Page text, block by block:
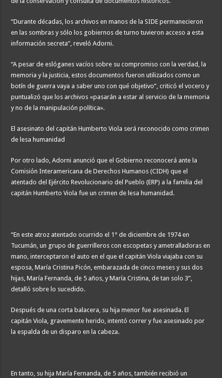
“Durante décadas, los archivos en manos de la SIDE permanecieron
en las sombras y sólo los gobiernos de turno tuvieron acceso a esta
información secreta”, reveló Adorni.
“A pesar de eslóganes vacíos sobre su compromiso con la verdad, la
memoria y la justicia, estos documentos fueron utilizados como un
botín de guerra vaya a saber uno con qué objetivo”, criticó el vocero y
puntualizó que los archivos «pasarán a estar al servicio de la memoria
y no de la manipulación política».
El asesinato del capitán Humberto Viola será reconocido como crimen
de lesa humanidad
Por otro lado, Adorni anunció que el Gobierno reconocerá ante la
Comisión Interamericana de Derechos Humanos (CIDH) que el
atentado del Ejército Revolucionario del Pueblo (ERP) a la familia del
capitán Humberto Viola fue un crimen de lesa humanidad.
“En este atroz atentado ocurrido el 1° de diciembre de 1974 en
Tucumán, un grupo de guerrilleros con escopetas y ametralladoras en
mano, interceptaron el auto en el que el capitán Viola viajaba con su
esposa, María Cristina Picón, embarazada de cinco meses y sus dos
hijas, María Fernanda, de 5 años, y María Cristina, de tan solo 3”,
detalló sobre lo sucedido.
Después de una corta balacera, su hija menor fue asesinada. El
capitán Viola, gravemente herido, intentó correr y fue asesinado por
la espalda de un disparo en la cabeza.
En tanto, su hija María Fernanda, de 5 años, también recibió un